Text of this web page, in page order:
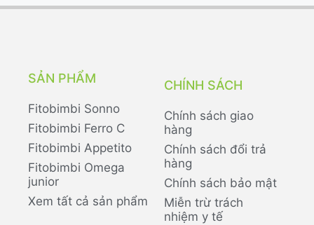
SẢN PHẨM
Fitobimbi Sonno
Fitobimbi Ferro C
Fitobimbi Appetito
Fitobimbi Omega
junior
Xem tất cả sản phẩm
CHÍNH SÁCH
Chính sách giao
hàng
Chính sách đổi trả
hàng
Chính sách bảo mật
Miễn trừ trách
nhiệm y tế